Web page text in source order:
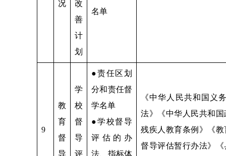
况
改
善
计
划
名单
9
教
育
督
导
学
校
督
导
评
●责任区划
分和责任督
学名单
●学校督导
评估的办
法、指标体
《中华人民共和国义
法》《中华人民共和
残疾人教育条例》《
督导评估暂行办法》